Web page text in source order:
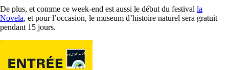
De plus, et comme ce week-end est aussi le début du festival la
Novela, et pour l’occasion, le museum d’histoire naturel sera gratuit
pendant 15 jours.